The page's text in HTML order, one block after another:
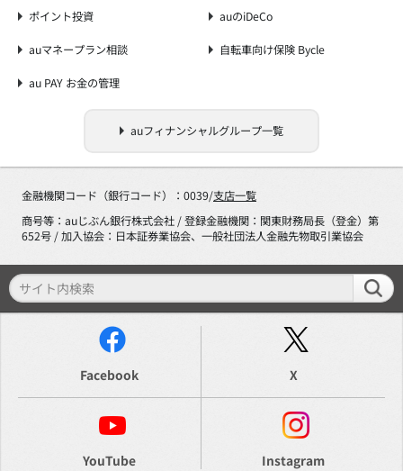
ポイント投資 auのiDeCo
auマネープラン相談 自転車向け保険 Bycle
au PAY お金の管理
auフィナンシャルグループ一覧
金融機関コード（銀行コード）：0039/支店一覧
商号等：auじぶん銀行株式会社 / 登録金融機関：関東財務局長（登金）第
652号 / 加入協会：日本証券業協会、一般社団法人金融先物取引業協会
Facebook X
YouTube Instagram